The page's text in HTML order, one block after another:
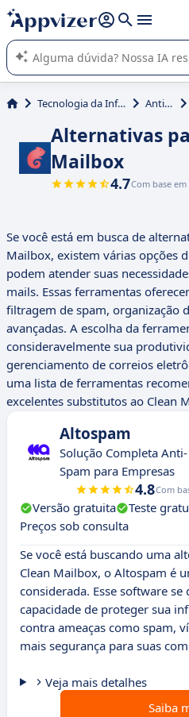
de nossa IA (várias linhas com
A IA do Appvizer o orienta no uso
SaaS para sua empresa.
Tecnologia da Informação (TI) Antispam
Alternativas
Mailbox
4.7Com base em
Se você está em busca de
Mailbox, existem várias opções
podem atender suas
mails. Essas ferramentas
filtragem de spam, organização
avançadas. A escolha da
consideravelmente sua
gerenciamento de correios
uma lista de ferramentas
excelentes substitutos ao Clean
Altospam
Solução Completa Anti-
Spam para Empresas
4.8Com
Versão gratuita Teste
Preços sob consulta
Se você está buscando uma
Clean Mailbox, o Altospam é
considerada. Esse software se
capacidade de proteger sua
contra ameaças como spam,
mais segurança para suas
Veja mais detalhes
Saiba